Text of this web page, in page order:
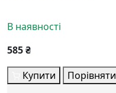
В наявності
585 ₴
Купити
Порівняти